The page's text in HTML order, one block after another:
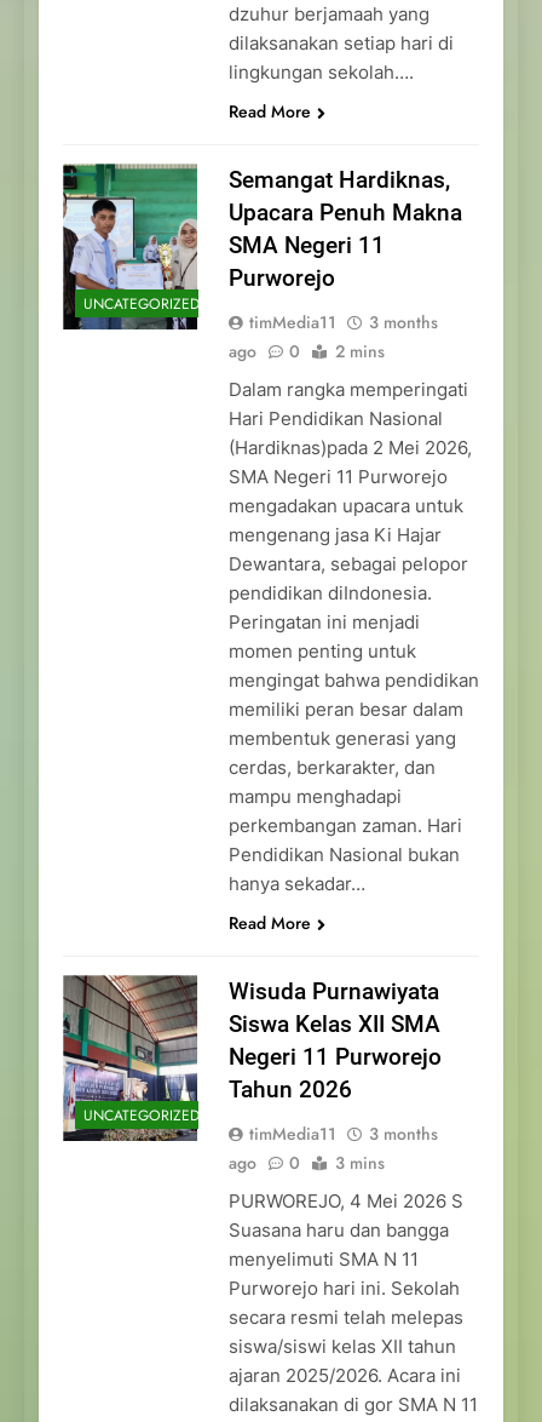
dzuhur berjamaah yang
dilaksanakan setiap hari di
lingkungan sekolah….
Read More
UNCATEGORIZED
Semangat Hardiknas,
Upacara Penuh Makna
SMA Negeri 11
Purworejo
timMedia11
3 months
ago
0 2 mins
Dalam rangka memperingati
Hari Pendidikan Nasional
(Hardiknas)pada 2 Mei 2026,
SMA Negeri 11 Purworejo
mengadakan upacara untuk
mengenang jasa Ki Hajar
Dewantara, sebagai pelopor
pendidikan diIndonesia.
Peringatan ini menjadi
momen penting untuk
mengingat bahwa pendidikan
memiliki peran besar dalam
membentuk generasi yang
cerdas, berkarakter, dan
mampu menghadapi
perkembangan zaman. Hari
Pendidikan Nasional bukan
hanya sekadar…
Read More
UNCATEGORIZED
Wisuda Purnawiyata
Siswa Kelas XII SMA
Negeri 11 Purworejo
Tahun 2026
timMedia11
3 months
ago
0 3 mins
PURWOREJO, 4 Mei 2026 S
Suasana haru dan bangga
menyelimuti SMA N 11
Purworejo hari ini. Sekolah
secara resmi telah melepas
siswa/siswi kelas XII tahun
ajaran 2025/2026. Acara ini
dilaksanakan di gor SMA N 11